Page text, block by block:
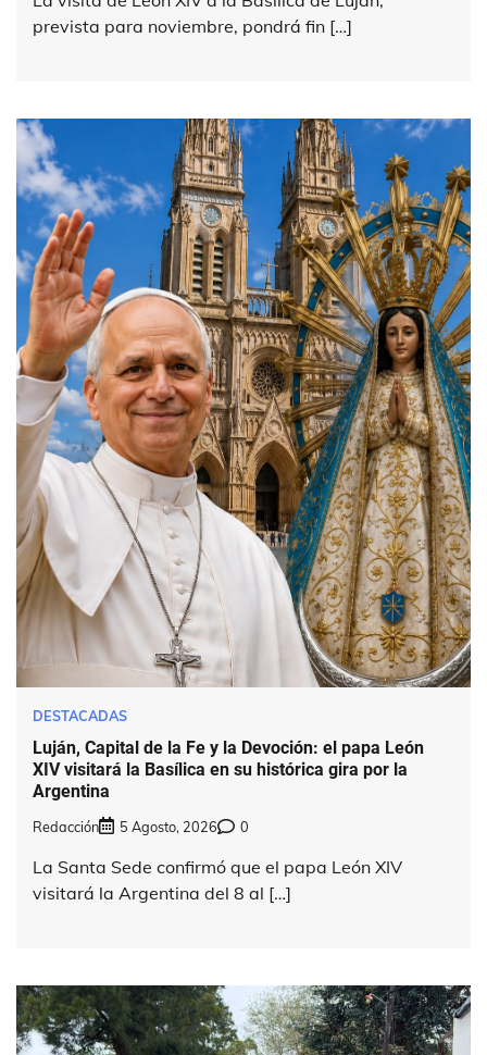
prevista para noviembre, pondrá fin […]
DESTACADAS
Luján, Capital de la Fe y la Devoción: el papa León
XIV visitará la Basílica en su histórica gira por la
Argentina
Redacción 5 Agosto, 2026 0
La Santa Sede confirmó que el papa León XIV
visitará la Argentina del 8 al […]